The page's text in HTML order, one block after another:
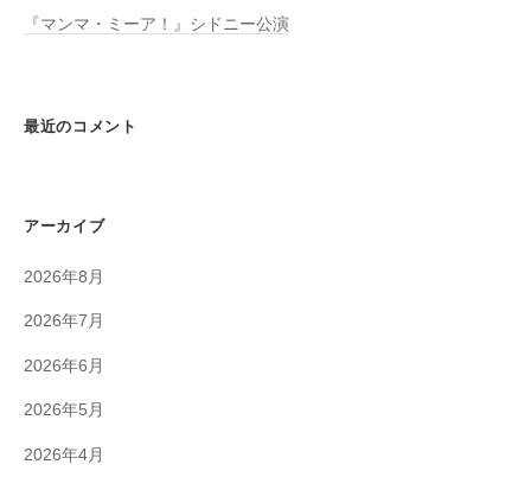
『マンマ・ミーア！』シドニー公演
最近のコメント
アーカイブ
2026年8月
2026年7月
2026年6月
2026年5月
2026年4月